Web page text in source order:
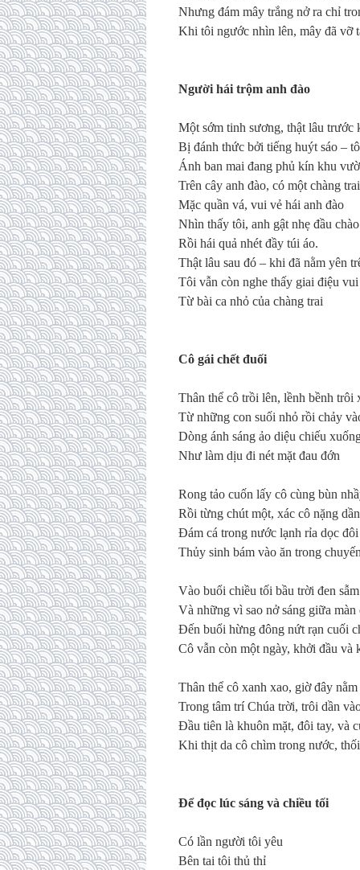
Nhưng đám mây trắng nởra chỉ
Khi tôi ngước nhìn lên, mây đã vỡ
Người hái trộm anh đào
Một sớm tinh sương, thật lâu trước
Bị đánh thức bởi tiếng huýt sáo – tô
Ánh ban mai đang phủ kín khu vườ
Trên cây anh đào, có một chàng trai
Mặc quần vá, vui vẻ hái anh đào
Nhìn thấy tôi, anh gật nhẹ đầu chào
Rồi hái quả nhét đầy túi áo.
Thật lâu sau đó – khi đã nằm yên tr
Tôi vẫn còn nghe thấy giai điệu
Từ bài ca nhỏ của chàng trai
Cô gái chết đuối
Thân thể cô trồi lên, lềnh bềnh trôi
Từ những con suối nhỏ rồi chảy và
Dòng ánh sáng ảo diệu chiếu xuố
Như làm dịu đi nét mặt đau đớn
Rong tảo cuốn lấy cô cùng bùn nhầ
Rồi từng chút một, xác cô nặng dầ
Đám cá trong nước lạnh rỉa dọc đôi
Thủy sinh bám vào ăn trong chuyế
Vào buổi chiều tối bầu trời đen sẫ
Và những vì sao nởsáng giữa màn
Đến buổi hừng đông nứt rạn cuối
Cô vẫn còn một ngày, khởi đầu và
Thân thể cô xanh xao, giờ đây nằm
Trong tâm tríChúa trời, trôi dần và
Đầu tiên là khuôn mặt, đôi tay, và
Khi thịt da cô chìm trong nước, thố
Để đọc lúc sáng và chiều tối
Có lần người tôi yêu
Bên tai tôi thủ thỉ